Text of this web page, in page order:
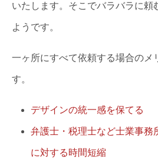
いたします。そこでバラバラに頼
ようです。
一ヶ所にすべて依頼する場合のメ
す。
デザインの統一感を保てる
弁護士・税理士など士業事務
に対する時間短縮